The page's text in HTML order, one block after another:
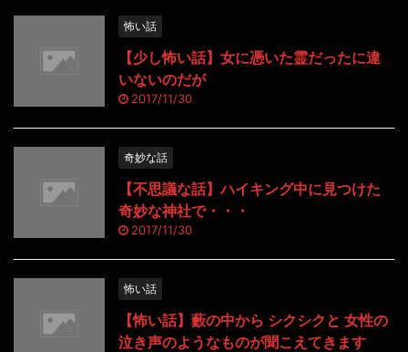
怖い話
【少し怖い話】女に憑いた霊だったに違
いないのだが
2017/11/30
奇妙な話
【不思議な話】ハイキング中に見つけた
奇妙な神社で・・・
2017/11/30
怖い話
【怖い話】藪の中から シクシクと 女性の
泣き声のようなものが聞こえてきます